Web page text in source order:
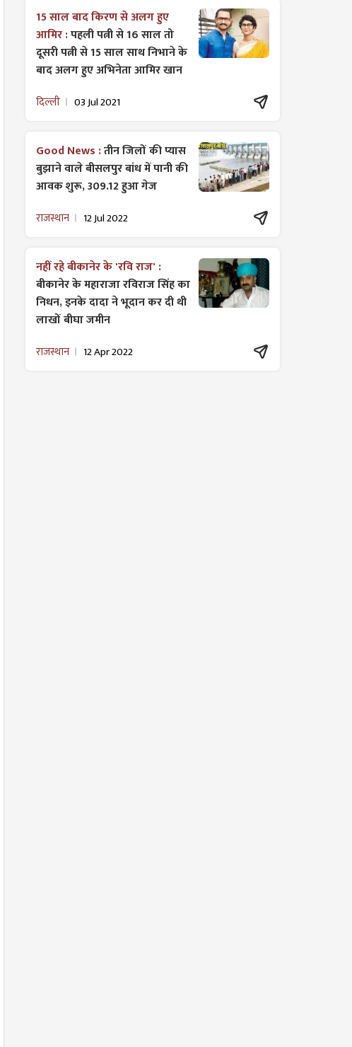
15 साल बाद किरण से अलग हुए
आमिर :पहली पत्नी से 16 साल तो
दूसरी पत्नी से 15 साल साथ निभाने के
बाद अलग हुए अभिनेता आमिर खान
दिल्ली 03 Jul 2021
Good News :तीन जिलों की प्यास
बुझाने वाले बीसलपुर बांध में पानी की
आवक शुरू, 309.12 हुआ गेज
राजस्थान 12 Jul 2022
नहीं रहे बीकानेर के 'रवि राज' :
बीकानेर के महाराजा रविराज सिंह का
निधन, इनके दादा ने भूदान कर दी थी
लाखों बीघा जमीन
राजस्थान 12 Apr 2022